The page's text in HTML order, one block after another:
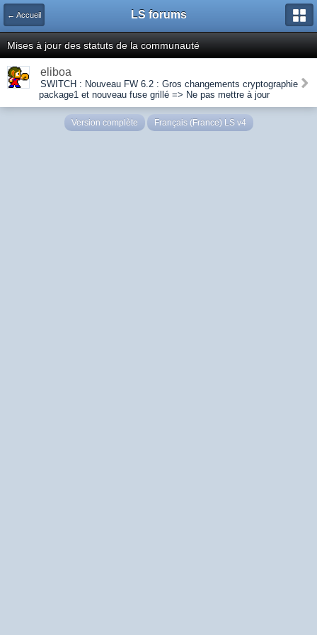
← Accueil LS forums
Mises à jour des statuts de la communauté
eliboa
SWITCH : Nouveau FW 6.2 : Gros changements cryptographie
package1 et nouveau fuse grillé => Ne pas mettre à jour
Version complète Français (France) LS v4